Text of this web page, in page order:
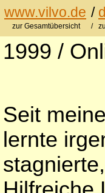
www.vilvo.de /
zur Gesamtübersicht /
1999 /
Seit
lernte